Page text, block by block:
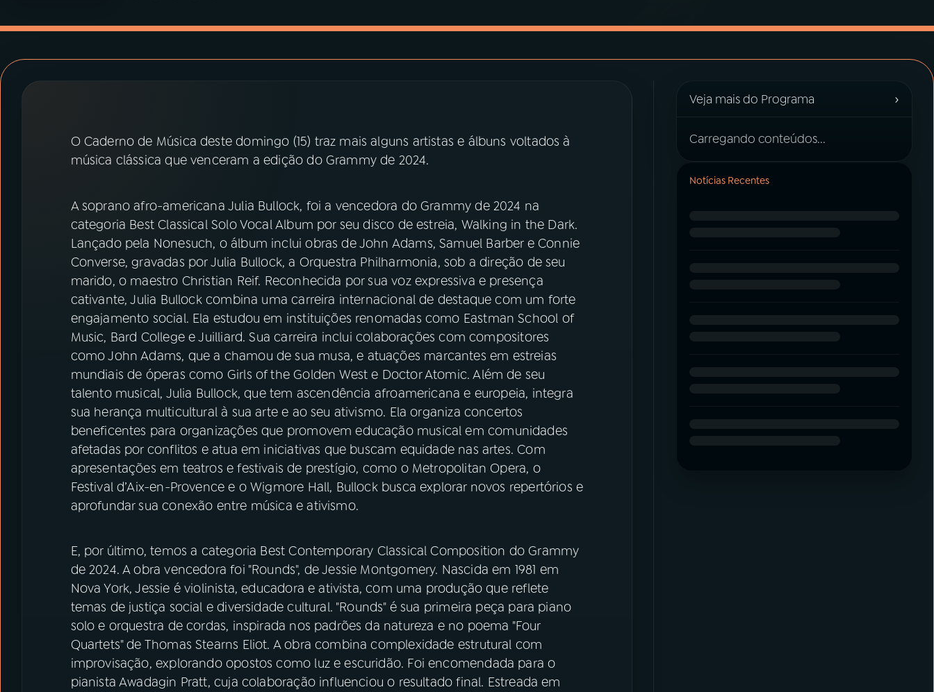
ACOMPANHE A RÁDIO MEC
Instagram X
O Caderno de Música deste domingo (15) traz mais alguns artistas e álbuns voltados à
música clássica que venceram a edição do Grammy de 2024.
A soprano afro-americana Julia Bullock, foi a vencedora do Grammy de 2024 na
categoria Best Classical Solo Vocal Album por seu disco de estreia, Walking in the Dark.
Lançado pela Nonesuch, o álbum inclui obras de John Adams, Samuel Barber e Connie
Converse, gravadas por Julia Bullock, a Orquestra Philharmonia, sob a direção de seu
marido, o maestro Christian Reif. Reconhecida por sua voz expressiva e presença
cativante, Julia Bullock combina uma carreira internacional de destaque com um forte
engajamento social. Ela estudou em instituições renomadas como Eastman School of
Music, Bard College e Juilliard. Sua carreira inclui colaborações com compositores
como John Adams, que a chamou de sua musa, e atuações marcantes em estreias
mundiais de óperas como Girls of the Golden West e Doctor Atomic. Além de seu
talento musical, Julia Bullock, que tem ascendência afroamericana e europeia, integra
sua herança multicultural à sua arte e ao seu ativismo. Ela organiza concertos
beneficentes para organizações que promovem educação musical em comunidades
afetadas por conflitos e atua em iniciativas que buscam equidade nas artes. Com
apresentações em teatros e festivais de prestígio, como o Metropolitan Opera, o
Festival d’Aix-en-Provence e o Wigmore Hall, Bullock busca explorar novos repertórios e
aprofundar sua conexão entre música e ativismo.
E, por último, temos a categoria Best Contemporary Classical Composition do Grammy
de 2024. A obra vencedora foi "Rounds", de Jessie Montgomery. Nascida em 1981 em
Nova York, Jessie é violinista, educadora e ativista, com uma produção que reflete
temas de justiça social e diversidade cultural. "Rounds" é sua primeira peça para piano
solo e orquestra de cordas, inspirada nos padrões da natureza e no poema "Four
Quartets" de Thomas Stearns Eliot. A obra combina complexidade estrutural com
improvisação, explorando opostos como luz e escuridão. Foi encomendada para o
pianista Awadagin Pratt, cuja colaboração influenciou o resultado final. Estreada em
Veja mais do Programa ›
Carregando conteúdos...
Notícias Recentes